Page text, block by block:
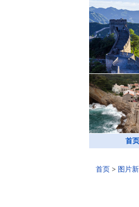
首页
首页 > 图片